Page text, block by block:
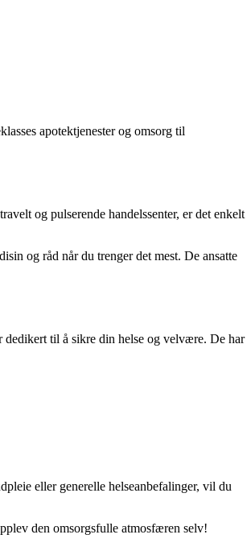
apotektjenester og omsorg til
og pulserende handelssenter, er det enkelt
og råd når du trenger det mest. De ansatte
dedikert til å sikre din helse og velvære. De har
eller generelle helseanbefalinger, vil du
den omsorgsfulle atmosfæren selv!